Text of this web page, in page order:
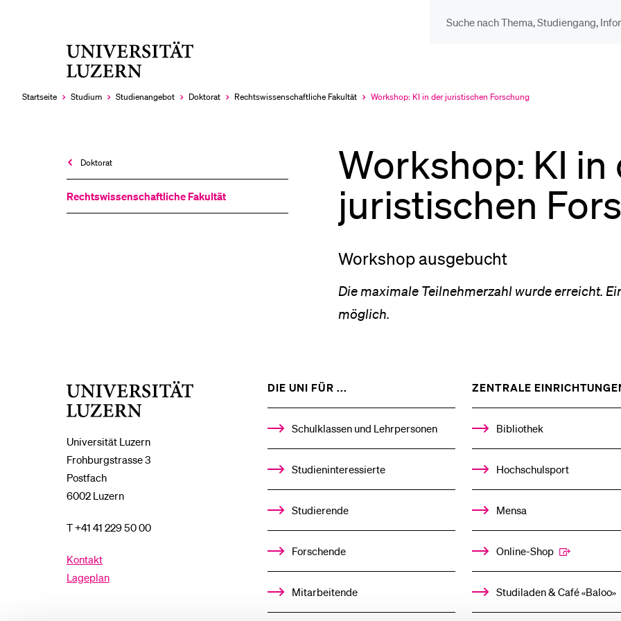
Startseite Studium Studien­angebot Doktorat Rechts­wissenschaftliche Fakultät
Aktuell
Workshop: KI in der juristischen Forschung
Doktorat
Rechts­wissenschaftliche Fakultät
Workshop: KI in
juristischen
Workshop ausgebucht
Die maximale Teilnehmerzahl wurde erreicht.
möglich.
Universität Luzern
Frohburgstrasse 3
Postfach
6002 Luzern
T +41 41 229 50 00
Kontakt
Lageplan
DIE UNI FÜR ...
%1$S
UNTERMENÜ
Schulklassen und Lehrpersonen
Studieninteressierte
Studierende
Forschende
Mitarbeitende
ZENTRALE
Bibliothek
Hochschulsport
Mensa
Online-Shop
Studiladen & Café «Baloo»
LETZTE SUCHEN
Schulklassen und
Studien­interessierte
Alumni
Stellensuchende